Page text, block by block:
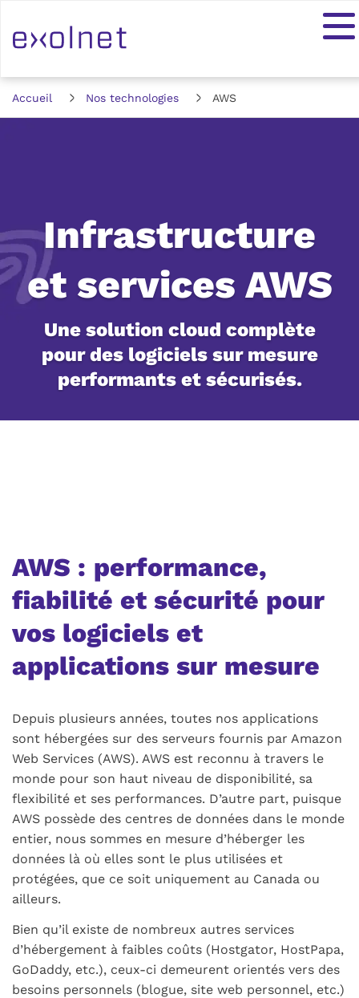
Accueil Nos technologies AWS
Infrastructure
et services AWS
Une solution cloud complète
pour des logiciels sur mesure
performants et sécurisés.
AWS : performance,
fiabilité et sécurité pour
vos logiciels et
applications sur mesure
Depuis plusieurs années, toutes nos applications
sont hébergées sur des serveurs fournis par Amazon
Web Services (AWS). AWS est reconnu à travers le
monde pour son haut niveau de disponibilité, sa
flexibilité et ses performances. D’autre part, puisque
AWS possède des centres de données dans le monde
entier, nous sommes en mesure d’héberger les
données là où elles sont le plus utilisées et
protégées, que ce soit uniquement au Canada ou
ailleurs.
Bien qu’il existe de nombreux autres services
d’hébergement à faibles coûts (Hostgator, HostPapa,
GoDaddy, etc.), ceux-ci demeurent orientés vers des
besoins personnels (blogue, site web personnel, etc.)